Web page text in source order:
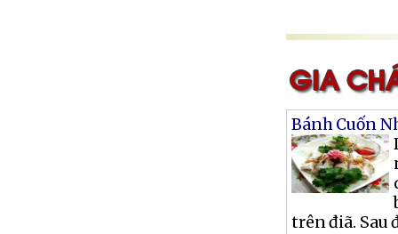
Bánh Cuốn
trên điã. Sau